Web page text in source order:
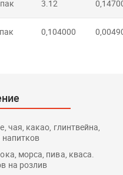
3.12
0,104000
чая, какао, глинтвейна,
напитков
морса, пива, кваса.
на розлив